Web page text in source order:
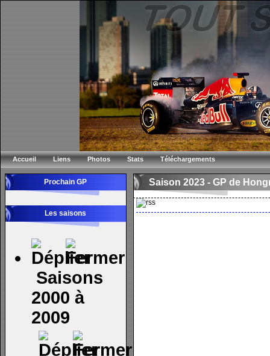
Accueil Liens Photos Stats Téléchargements
Prochain GP
Les saisons
Saisons
2000 à
2009
Saison 2023 - GP de